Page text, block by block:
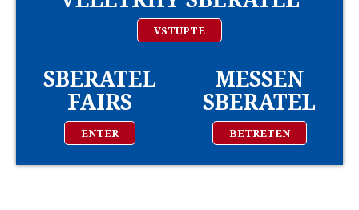
VSTUPTE
SBERATEL
FAIRS
ENTER
MESSEN
SBERATEL
BETRETEN